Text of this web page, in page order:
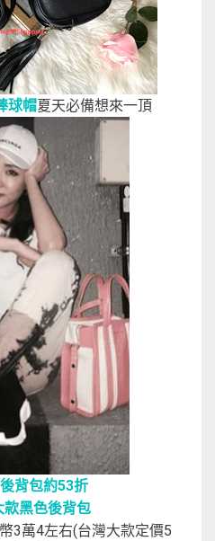
球帽夏天必備想來一頂
背包約53折
黑色後背包
3萬4左右(台灣大款定價5